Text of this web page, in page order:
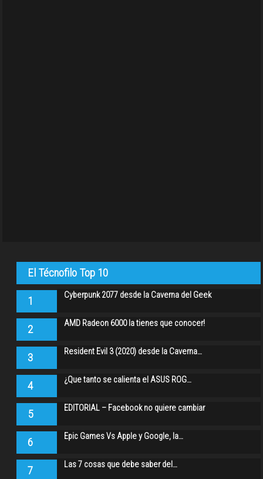
El Técnofilo Top 10
1 Cyberpunk 2077 desde la Caverna del Geek
2 AMD Radeon 6000 la tienes que conocer!
3 Resident Evil 3 (2020) desde la Caverna…
4 ¿Que tanto se calienta el ASUS ROG…
5 EDITORIAL – Facebook no quiere cambiar
6 Epic Games Vs Apple y Google, la…
7 Las 7 cosas que debe saber del…